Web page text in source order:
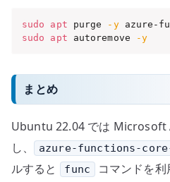
sudo apt purge -y
sudo
apt autoremove -y
まとめ
Ubuntu 22.04 では Microsoft
し、
azure-functions-
ルすると
func コマンドを利